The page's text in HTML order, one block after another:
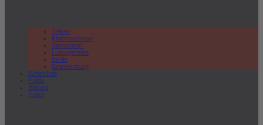
Teltow
Kleinmachnow
Stahnsdorf
Ludwigsfelde
Berlin
Brandenburg
Wirtschaft
Politik
Bildung
Kultur